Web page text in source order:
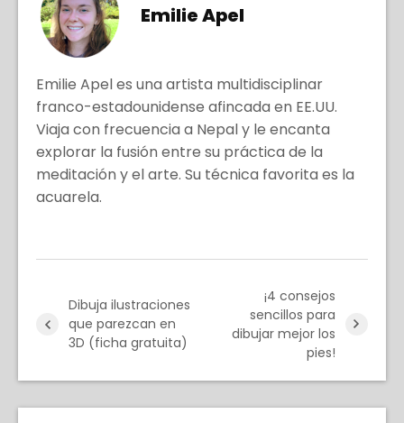
Emilie Apel
Emilie Apel es una artista multidisciplinar
franco-estadounidense afincada en EE.UU.
Viaja con frecuencia a Nepal y le encanta
explorar la fusión entre su práctica de la
meditación y el arte. Su técnica favorita es la
acuarela.
Dibuja ilustraciones
que parezcan en
3D (ficha gratuita)
¡4 consejos
sencillos para
dibujar mejor los
pies!